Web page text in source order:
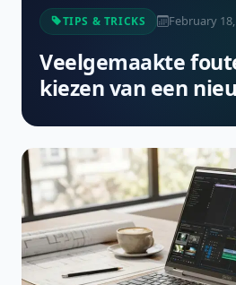
TIPS & TRICKS February
Veelgemaakte
kiezen van een